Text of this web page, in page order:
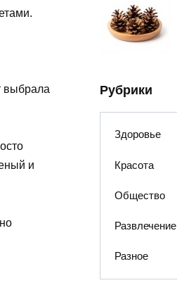
выбрала
и
Рубрики
Здоровье
Красота
Общество
Развлечение
Разное